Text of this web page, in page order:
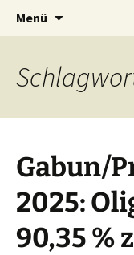
AFRICA
Seit 1998:
Afrika
Menü
Gabun/
2025:
90,35 %